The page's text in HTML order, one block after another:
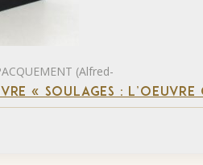
(Alfred-
« SOULAGES :